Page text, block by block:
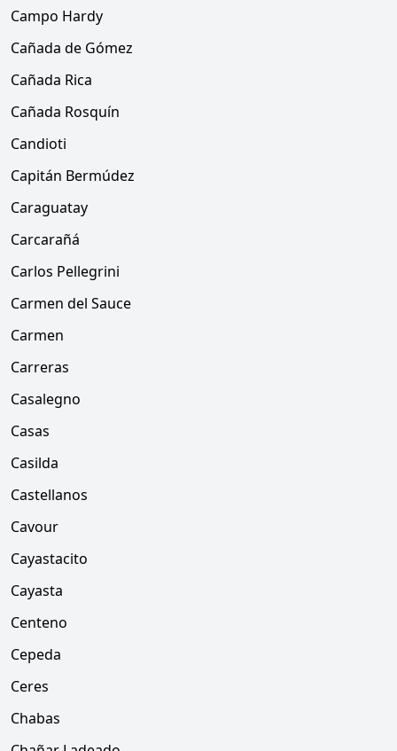
Campo Hardy
Cañada de Gómez
Cañada Rica
Cañada Rosquín
Candioti
Capitán Bermúdez
Caraguatay
Carcarañá
Carlos Pellegrini
Carmen del Sauce
Carmen
Carreras
Casalegno
Casas
Casilda
Castellanos
Cavour
Cayastacito
Cayasta
Centeno
Cepeda
Ceres
Chabas